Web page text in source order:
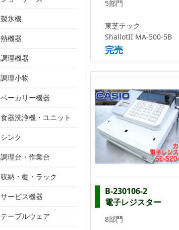
製氷機
熱機器
調理機器
調理小物
ベーカリー機器
食器洗浄機・ユニット
シンク
調理台・作業台
収納・棚・ラック
サービス機器
テーブルウェア
5部門
東芝テック
ShallotII MA-500-5B
完売
B-230106-2
電子レジスター
8部門